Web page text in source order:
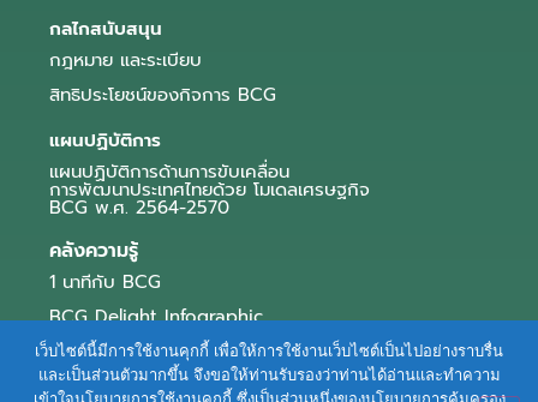
กลไกสนับสนุน
กฎหมาย และระเบียบ
สิทธิประโยชน์ของกิจการ BCG
แผนปฏิบัติการ
แผนปฏิบัติการด้านการขับเคลื่อน
การพัฒนาประเทศไทยด้วย โมเดลเศรษฐกิจ
BCG พ.ศ. 2564-2570
คลังความรู้
1 นาทีกับ BCG
BCG Delight Infographic
สื่อประชาสัมพันธ์
e-Book Series
เว็บไซต์นี้มีการใช้งานคุกกี้ เพื่อให้การใช้งานเว็บไซต์เป็นไปอย่างราบรื่น
และเป็นส่วนตัวมากขึ้น จึงขอให้ท่านรับรองว่าท่านได้อ่านและทำความ